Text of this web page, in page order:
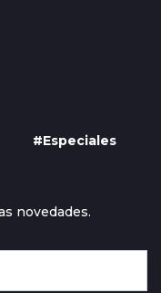
#Especiales
novedades.